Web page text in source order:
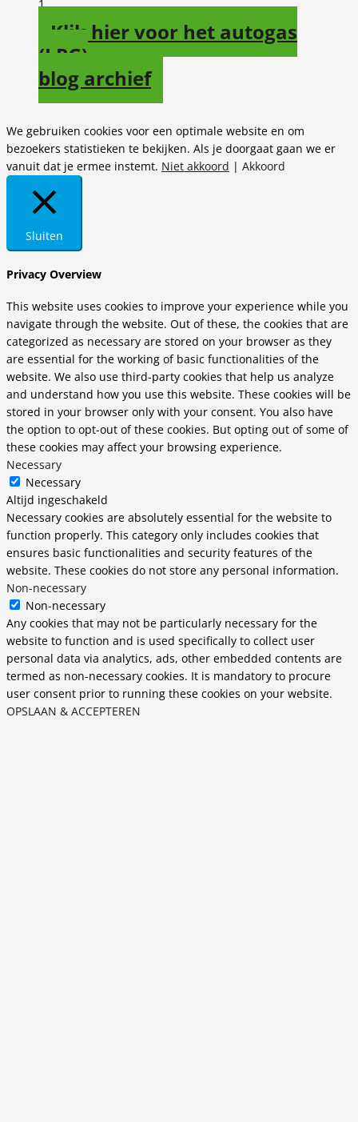
Klik hier voor het autogas
(LPG)
blog archief
We gebruiken cookies voor een optimale website en om
bezoekers statistieken te bekijken. Als je doorgaat gaan we er
vanuit dat je ermee instemt. Niet akkoord | Akkoord
Sluiten
Privacy Overview
This website uses cookies to improve your experience while you
navigate through the website. Out of these, the cookies that are
categorized as necessary are stored on your browser as they
are essential for the working of basic functionalities of the
website. We also use third-party cookies that help us analyze
and understand how you use this website. These cookies will be
stored in your browser only with your consent. You also have
the option to opt-out of these cookies. But opting out of some of
these cookies may affect your browsing experience.
Necessary
Necessary
Altijd ingeschakeld
Necessary cookies are absolutely essential for the website to
function properly. This category only includes cookies that
ensures basic functionalities and security features of the
website. These cookies do not store any personal information.
Non-necessary
Non-necessary
Any cookies that may not be particularly necessary for the
website to function and is used specifically to collect user
personal data via analytics, ads, other embedded contents are
termed as non-necessary cookies. It is mandatory to procure
user consent prior to running these cookies on your website.
OPSLAAN & ACCEPTEREN